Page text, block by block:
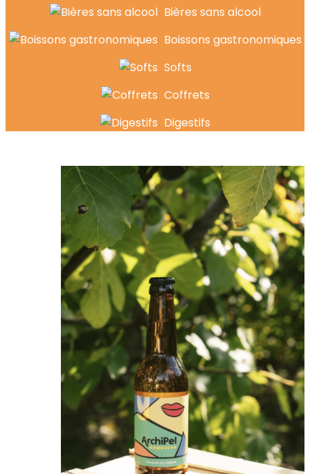
Bières sans alcool
Boissons gastronomiques
Softs
Coffrets
Digestifs